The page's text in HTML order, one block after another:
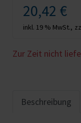
20,42 €
inkl. 19 % MwSt.,
Zur Zeit nicht
Beschreibung